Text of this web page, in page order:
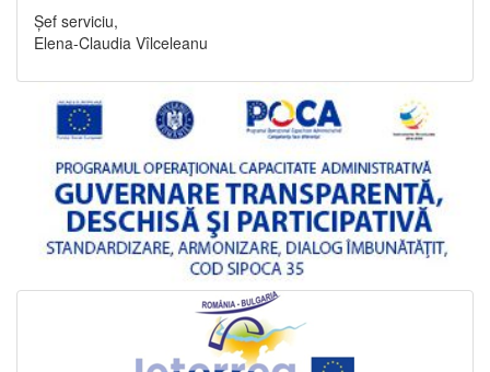
Șef serviciu,
Elena-Claudia Vîlceleanu